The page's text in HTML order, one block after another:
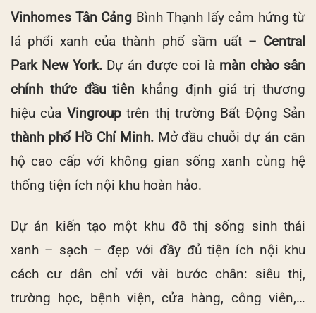
Vinhomes Tân Cảng Bình Thạnh lấy cảm hứng từ
lá phổi xanh của thành phố sầm uất – Central
Park New York. Dự án được coi là màn chào sân
chính thức đầu tiên khẳng định giá trị thương
hiệu của Vingrouptrên thị trường Bất Động Sản
thành phố Hồ Chí Minh. Mở đầu chuỗi dự án căn
hộ cao cấp với không gian sống xanh cùng hệ
thống tiện ích nội khu hoàn hảo.
Dự án kiến tạo một khu đô thị sống sinh thái
xanh – sạch – đẹp với đầy đủ tiện ích nội khu
cách cư dân chỉ với vài bước chân: siêu thị,
trường học, bệnh viện, cửa hàng, công viên,…